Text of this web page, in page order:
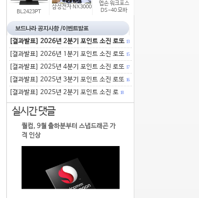
BL2423PT
삼성전자 NX3000
엡손 워크포스
DS-40 모바
[결과발표] 2026년 2분기 포인트 소진 로또 13
[결과발표] 2026년 1분기 포인트 소진 로또 15
[결과발표] 2025년 4분기 포인트 소진 로또 17
[결과발표] 2025년 3분기 포인트 소진 로또 16
[결과발표] 2025년 2분기 포인트 소진 로 18
실시간 댓글
퀄컴, 9월 출하분부터 스냅드래곤 가
격 인상